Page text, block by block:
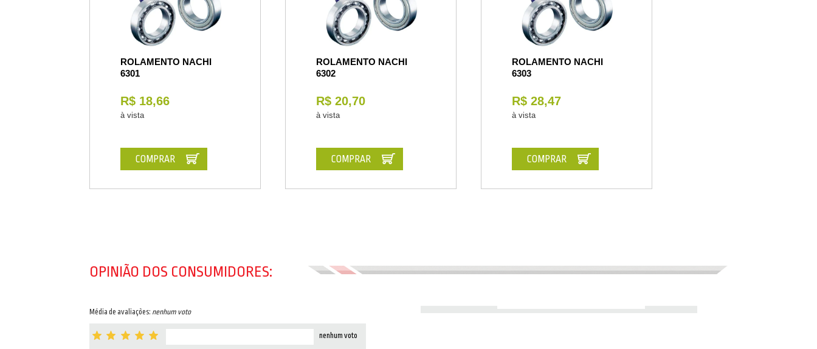
ROLAMENTO NACHI
6301
R$ 18,66
à vista
COMPRAR
ROLAMENTO NACHI
6302
R$ 20,70
à vista
COMPRAR
ROLAMENTO NACHI
6303
R$ 28,47
à vista
COMPRAR
OPINIÃO DOS CONSUMIDORES:
Média de avaliações: nenhum voto
nenhum voto